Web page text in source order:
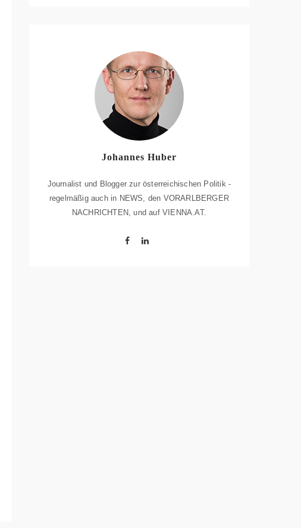
Johannes Huber
Journalist und Blogger zur österreichischen Politik -
regelmäßig auch in NEWS, den VORARLBERGER
NACHRICHTEN, und auf VIENNA.AT.